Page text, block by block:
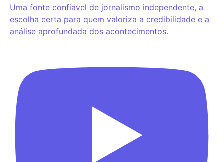
Uma fonte confiável de jornalismo independente, a
escolha certa para quem valoriza a credibilidade e a
análise aprofundada dos acontecimentos.